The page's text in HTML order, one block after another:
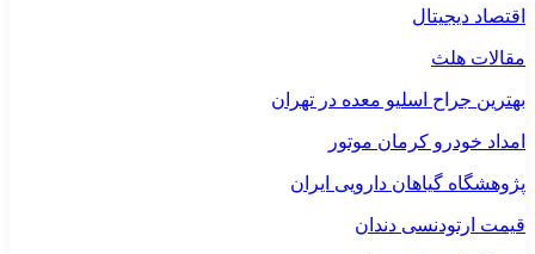
اقتصاد دیجیتال
مقالات هلث
بهترین جراح اسلیو معده در تهران
امداد خودرو کرمان موتور
پژوهشگاه گیاهان دارویی ایران
قیمت ارتودنسی دندان